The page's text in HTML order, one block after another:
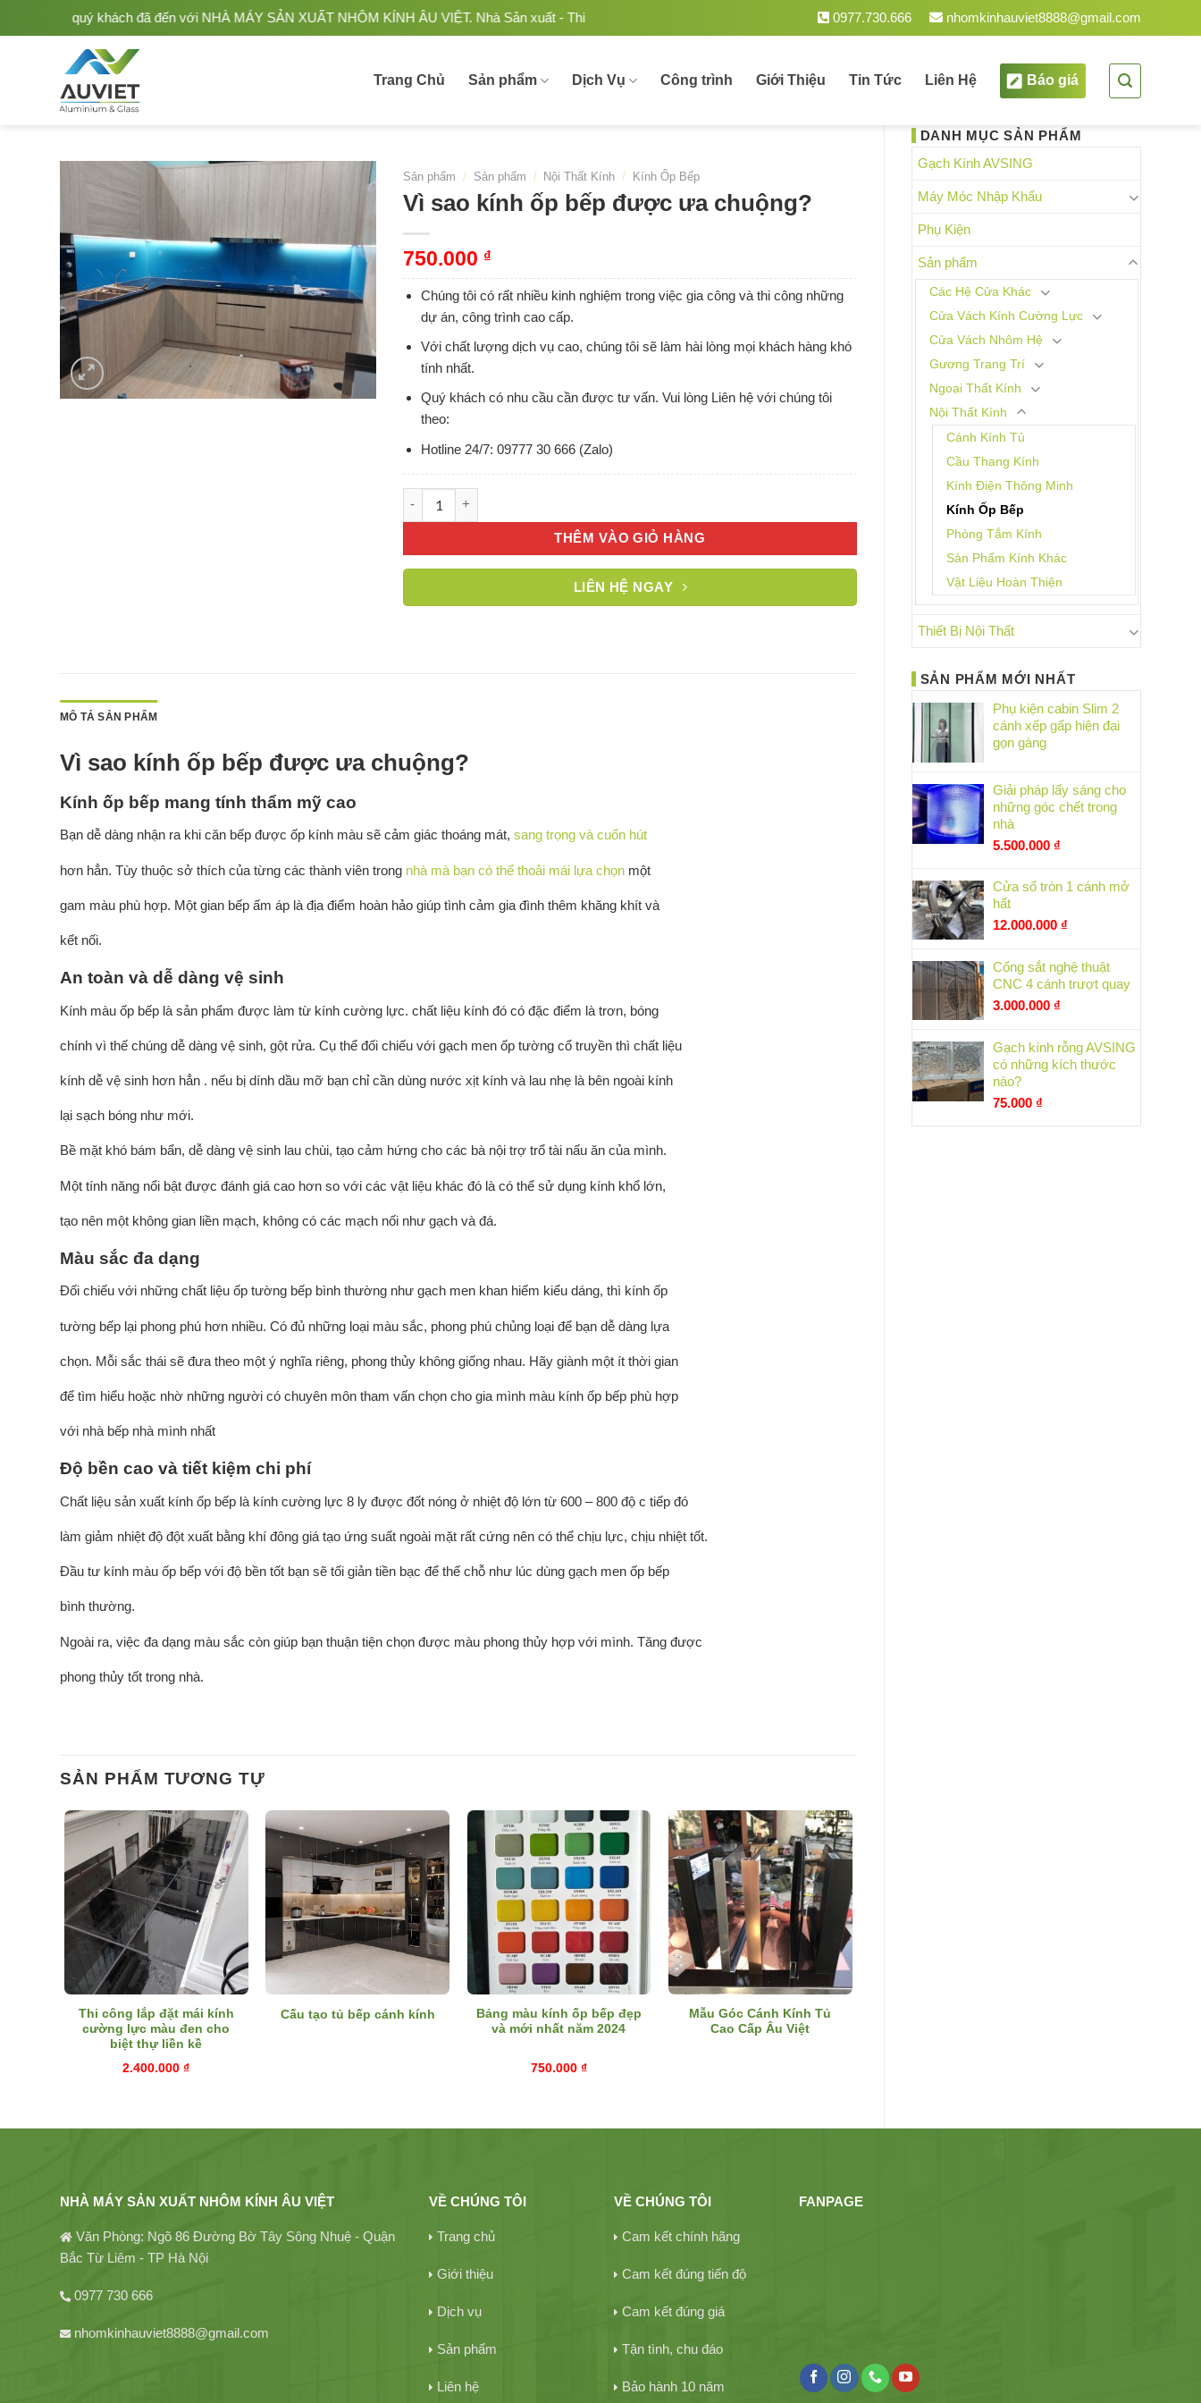
quý khách đã đến với NHÀ MÁY SẢN XUẤT NHÔM KÍNH ÂU VIỆT. Nhà Sản xuất - Thi công Nhôm kính uy tín, chất lượng tại Việt Nam. 0977.730.666 nhomkinhauviet8888@gmail.com
Trang Chủ Sản phẩm Dịch Vụ Công trình Giới Thiệu Tin Tức Liên Hệ Báo giá
DANH MỤC SẢN PHẨM
Gạch Kính AVSING
Máy Móc Nhập Khẩu
Phụ Kiện
Sản phẩm
Các Hệ Cửa Khác
Cửa Vách Kính Cường Lực
Cửa Vách Nhôm Hệ
Gương Trang Trí
Ngoại Thất Kính
Nội Thất Kính
Cánh Kính Tủ
Cầu Thang Kính
Kính Điện Thông Minh
Kính Ốp Bếp
Phòng Tắm Kính
Sản Phẩm Kính Khác
Vật Liệu Hoàn Thiện
Thiết Bị Nội Thất
SẢN PHẨM MỚI NHẤT
Phụ kiện cabin Slim 2
cánh xếp gấp hiện đại
gọn gàng
Giải pháp lấy sáng cho
những góc chết trong
nhà
5.500.000 ₫
Cửa sổ tròn 1 cánh mở
hất
12.000.000 ₫
Cổng sắt nghệ thuật
CNC 4 cánh trượt quay
3.000.000 ₫
Gạch kính rỗng AVSING
có những kích thước
nào?
75.000 ₫
Sản phẩm / Sản phẩm / Nội Thất Kính / Kính Ốp Bếp
Vì sao kính ốp bếp được ưa chuộng?
750.000 ₫
Chúng tôi có rất nhiều kinh nghiệm trong việc gia công và thi công những
dự án, công trình cao cấp.
Với chất lượng dịch vụ cao, chúng tôi sẽ làm hài lòng mọi khách hàng khó
tính nhất.
Quý khách có nhu cầu cần được tư vấn. Vui lòng Liên hệ với chúng tôi
theo:
Hotline 24/7: 09777 30 666 (Zalo)
THÊM VÀO GIỎ HÀNG
LIÊN HỆ NGAY
MÔ TẢ SẢN PHẨM
Vì sao kính ốp bếp được ưa chuộng?
Kính ốp bếp mang tính thẩm mỹ cao
Bạn dễ dàng nhận ra khi căn bếp được ốp kính màu sẽ cảm giác thoáng mát, sang trọng và cuốn hút
hơn hẳn. Tùy thuộc sở thích của từng các thành viên trong nhà mà bạn có thể thoải mái lựa chọn một
gam màu phù hợp. Một gian bếp ấm áp là địa điểm hoàn hảo giúp tình cảm gia đình thêm khăng khít và
kết nối.
An toàn và dễ dàng vệ sinh
Kính màu ốp bếp là sản phẩm được làm từ kính cường lực. chất liệu kính đó có đặc điểm là trơn, bóng
chính vì thế chúng dễ dàng vệ sinh, gột rửa. Cụ thể đối chiếu với gạch men ốp tường cổ truyền thì chất liệu
kính dễ vệ sinh hơn hẳn . nếu bị dính dầu mỡ bạn chỉ cần dùng nước xịt kính và lau nhẹ là bên ngoài kính
lại sạch bóng như mới.
Bề mặt khó bám bẩn, dễ dàng vệ sinh lau chùi, tạo cảm hứng cho các bà nội trợ trổ tài nấu ăn của mình.
Một tính năng nổi bật được đánh giá cao hơn so với các vật liệu khác đó là có thể sử dụng kính khổ lớn,
tạo nên một không gian liền mạch, không có các mạch nối như gạch và đá.
Màu sắc đa dạng
Đối chiếu với những chất liệu ốp tường bếp bình thường như gạch men khan hiếm kiểu dáng, thì kính ốp
tường bếp lại phong phú hơn nhiều. Có đủ những loại màu sắc, phong phú chủng loại để bạn dễ dàng lựa
chọn. Mỗi sắc thái sẽ đưa theo một ý nghĩa riêng, phong thủy không giống nhau. Hãy giành một ít thời gian
để tìm hiểu hoặc nhờ những người có chuyên môn tham vấn chọn cho gia mình màu kính ốp bếp phù hợp
với nhà bếp nhà mình nhất
Độ bền cao và tiết kiệm chi phí
Chất liệu sản xuất kính ốp bếp là kính cường lực 8 ly được đốt nóng ở nhiệt độ lớn từ 600 – 800 độ c tiếp đó
làm giảm nhiệt độ đột xuất bằng khí đông giá tạo ứng suất ngoài mặt rất cứng nên có thể chịu lực, chịu nhiệt tốt.
Đầu tư kính màu ốp bếp với độ bền tốt bạn sẽ tối giản tiền bạc để thế chỗ như lúc dùng gạch men ốp bếp
bình thường.
Ngoài ra, việc đa dạng màu sắc còn giúp bạn thuận tiện chọn được màu phong thủy hợp với mình. Tăng được
phong thủy tốt trong nhà.
SẢN PHẨM TƯƠNG TỰ
Thi công lắp đặt mái kính
cường lực màu đen cho
biệt thự liền kề
2.400.000₫
Cấu tạo tủ bếp cánh kính
Bảng màu kính ốp bếp đẹp
và mới nhất năm 2024
750.000 ₫
Mẫu Góc Cánh Kính Tủ
Cao Cấp Âu Việt
NHÀ MÁY SẢN XUẤT NHÔM KÍNH ÂU VIỆT
Văn Phòng: Ngõ 86 Đường Bờ Tây Sông Nhuệ - Quận
Bắc Từ Liêm - TP Hà Nội
0977 730 666
nhomkinhauviet8888@gmail.com
VỀ CHÚNG TÔI
Trang chủ
Giới thiệu
Dịch vụ
Sản phẩm
Liên hệ
VỀ CHÚNG TÔI
Cam kết chính hãng
Cam kết đúng tiến độ
Cam kết đúng giá
Tận tình, chu đáo
Bảo hành 10 năm
FANPAGE